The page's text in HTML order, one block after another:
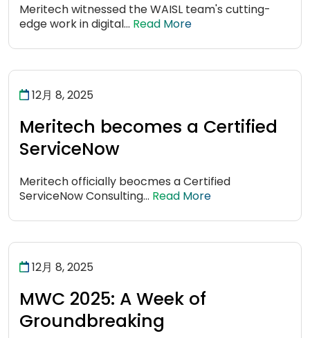
Meritech witnessed the WAISL team's cutting-
edge work in digital... Read More
12月 8, 2025
Meritech becomes a Certified
ServiceNow
Meritech officially beocmes a Certified
ServiceNow Consulting... Read More
12月 8, 2025
MWC 2025: A Week of
Groundbreaking